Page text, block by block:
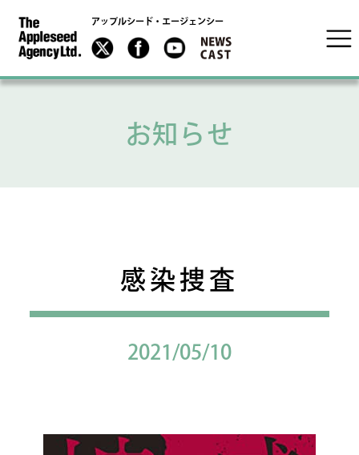
アップルシード・エージェンシー
お知らせ
感染捜査
2021/05/10